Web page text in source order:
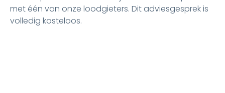
met één van onze loodgieters. Dit adviesgesprek is
volledig kosteloos.